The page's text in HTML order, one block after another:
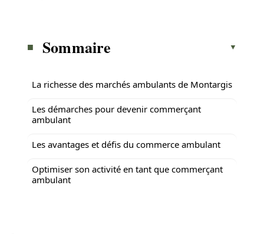
Sommaire
La richesse des marchés ambulants de Montargis
Les démarches pour devenir commerçant
ambulant
Les avantages et défis du commerce ambulant
Optimiser son activité en tant que commerçant
ambulant